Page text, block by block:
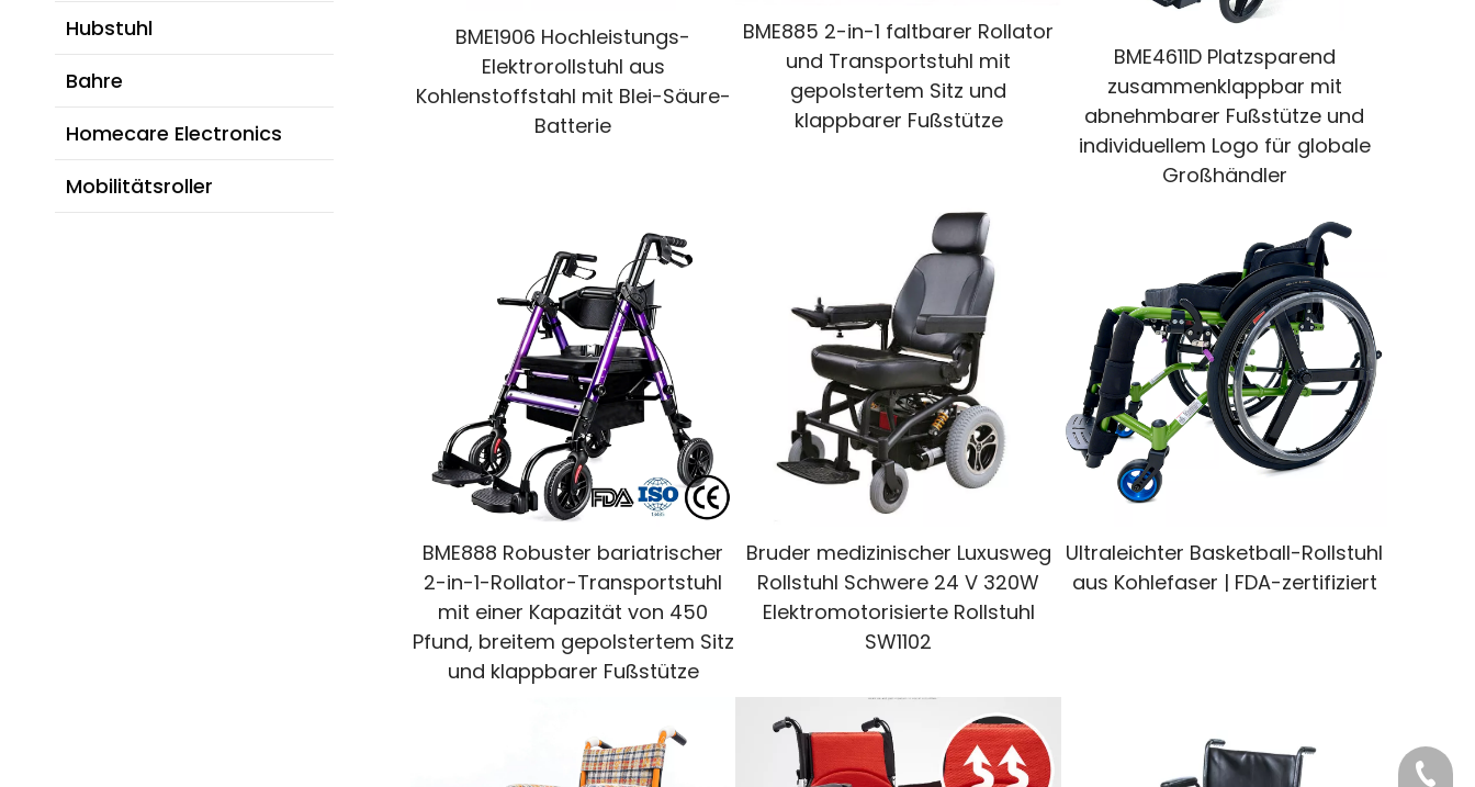
Hubstuhl
Bahre
Homecare Electronics
Mobilitätsroller
BME1906 Hochleistungs-
Elektrorollstuhl aus
Kohlenstoffstahl mit Blei-Säure-
Batterie
BME885 2-in-1 faltbarer Rollator
und Transportstuhl mit
gepolstertem Sitz und
klappbarer Fußstütze
BME4611D Platzsparend
zusammenklappbar mit
abnehmbarer Fußstütze und
individuellem Logo für globale
Großhändler
BME888 Robuster bariatrischer
2-in-1-Rollator-Transportstuhl
mit einer Kapazität von 450
Pfund, breitem gepolstertem Sitz
und klappbarer Fußstütze
Bruder medizinischer Luxusweg
Rollstuhl Schwere 24 V 320W
Elektromotorisierte Rollstuhl
SW1102
Ultraleichter Basketball-Rollstuhl
aus Kohlefaser | FDA-zertifiziert
+86-